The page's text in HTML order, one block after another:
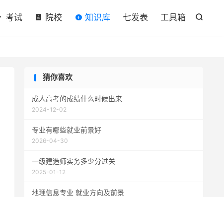

考试 院校 知识库 七发表 工具箱
猜你喜欢
成人高考的成绩什么时候出来
2024-12-02
专业有哪些就业前景好
2026-04-30
一级建造师实务多少分过关
2025-01-12
地理信息专业 就业方向及前景